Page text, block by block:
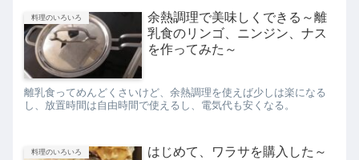
料理のいろいろ
余熱調理で美味しくできる～離
乳食のリンゴ、ニンジン、ナス
を作ってみた～
離乳食ってめんどくさいけど、余熱調理を使えば少しは楽になる
し、放置時間は自由時間で使えるし、電気代も安くなる。
料理のいろいろ
はじめて、ワラサを購入した～